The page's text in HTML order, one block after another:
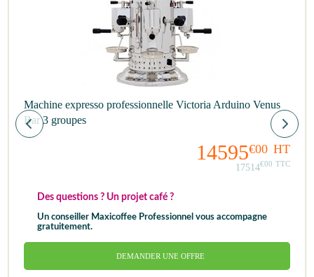
Machine expresso professionnelle Victoria Arduino Venus
Bar 3 groupes
14595€00 HT
17514€00 TTC
Des questions ? Un projet café ?
Un conseiller Maxicoffee Professionnel vous accompagne
gratuitement.
DEMANDER UNE OFFRE